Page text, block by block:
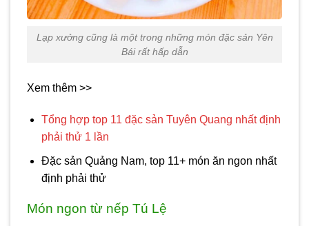
Lạp xưởng cũng là một trong những món đặc sản Yên
Bái rất hấp dẫn
Xem thêm >>
Tổng hợp top 11 đặc sản Tuyên Quang nhất định
phải thử 1 lần
Đặc sản Quảng Nam, top 11+ món ăn ngon nhất
định phải thử
Món ngon từ nếp Tú Lệ